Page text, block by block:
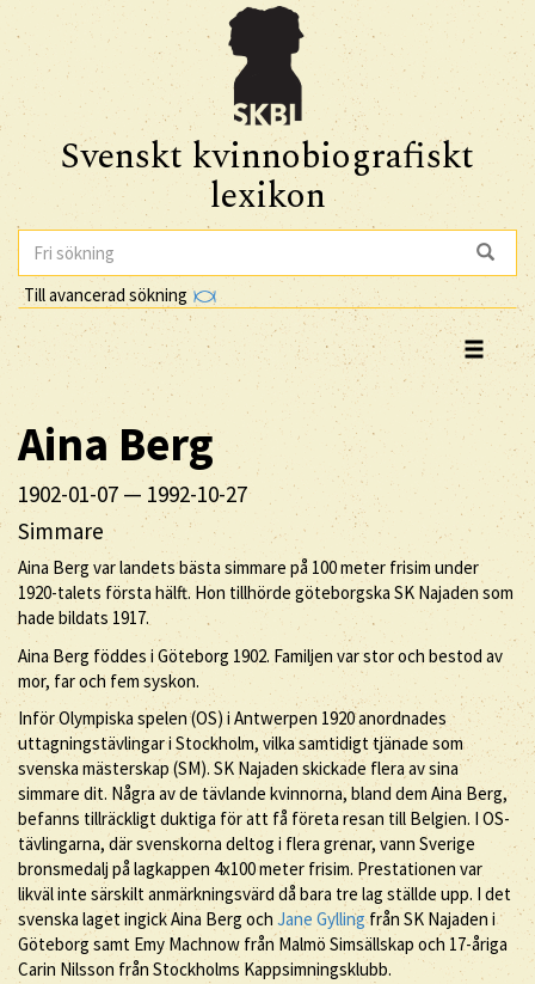
Svenskt kvinnobiografiskt
lexikon
Till avancerad sökning
Aina Berg
1902-01-07 — 1992-10-27
Simmare
Aina Berg var landets bästa simmare på 100 meter frisim under
1920-talets första hälft. Hon tillhörde göteborgska SK Najaden som
hade bildats 1917.
Aina Berg föddes i Göteborg 1902. Familjen var stor och bestod av
mor, far och fem syskon.
Inför Olympiska spelen (OS) i Antwerpen 1920 anordnades
uttagningstävlingar i Stockholm, vilka samtidigt tjänade som
svenska mästerskap (SM). SK Najaden skickade flera av sina
simmare dit. Några av de tävlande kvinnorna, bland dem Aina Berg,
befanns tillräckligt duktiga för att få företa resan till Belgien. I OS-
tävlingarna, där svenskorna deltog i flera grenar, vann Sverige
bronsmedalj på lagkappen 4x100 meter frisim. Prestationen var
likväl inte särskilt anmärkningsvärd då bara tre lag ställde upp. I det
svenska laget ingick Aina Berg och Jane Gyllingfrån SK Najaden i
Göteborg samt Emy Machnow från Malmö Simsällskap och 17-åriga
Carin Nilsson från Stockholms Kappsimningsklubb.